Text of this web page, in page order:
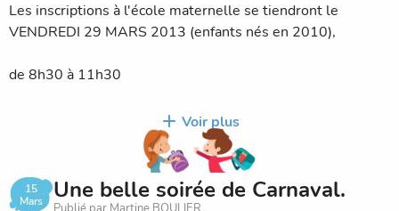
Mesdames Pobelle, Firanczuk, Bertrand, Mougey, Wioland,
Boulier, Barthet, enseignantes.
Membres excusés : Madame l’Inspectrice de la
Membres absents : Messieurs les Maires de Luxiol, Verne.
Les inscriptions à l'école maternelle se tiendront le
VENDREDI 29 MARS 2013 (enfants nés en 2010),
de 8h30 à 11h30
à l'école d'Autechaux.
Voir plus
15
Mars
Une belle soirée de Carnaval.